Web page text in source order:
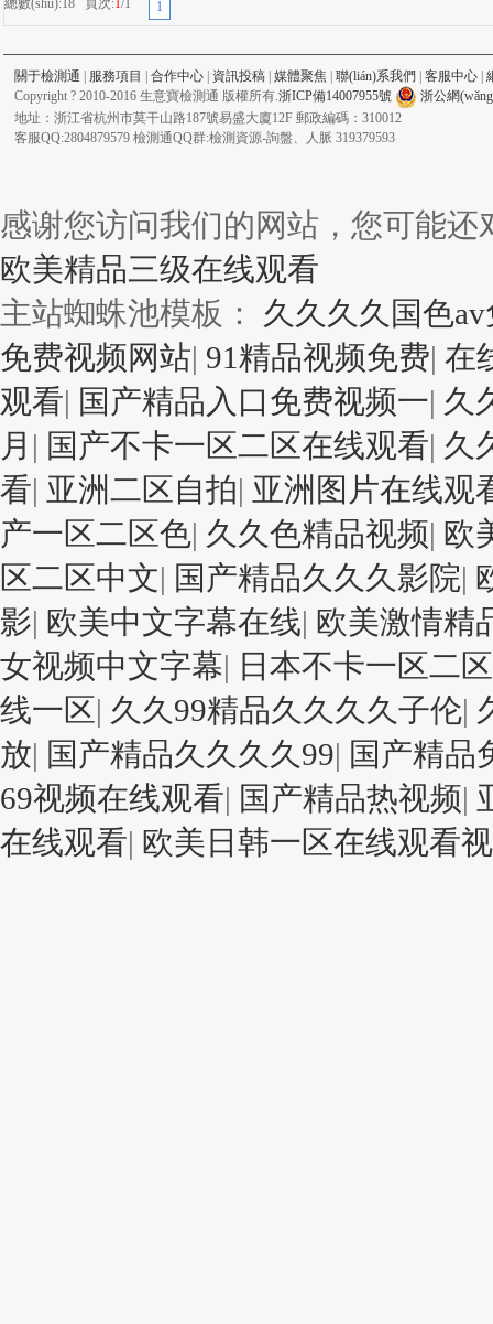
總數(shù):18 頁次:1/1 1
關于檢測通 服務項目 合作中心 資訊投稿 媒體聚焦 聯(lián)系我們 客服中心
Copyright ? 2010-2016 生意寶檢測通 版權所有.浙ICP備14007955號
浙公網
地址：浙江省杭州市莫干山路187號易盛大廈12F 郵政編碼：310012
客服QQ:2804879579 檢測通QQ群:檢測資源-詢盤、人脈 319379593
感谢您访问我们的网站，您可能还
欧美精品三级在线观看
主站蜘蛛池模板： 久久久久国色
免费视频网站| 91精品视频免费| 在
观看| 国产精品入口免费视频一| 久
月 | 国产不卡一区二区在线观看| 久
看| 亚洲二区自拍| 亚洲图片在线观
产一区二区色| 久久色精品视频| 欧
区二区中文| 国产精品久久久影院|
影| 欧美中文字幕在线| 欧美激情精
女视频中文字幕| 日本不卡一区二
线一区| 久久99精品久久久久子伦|
放| 国产精品久久久久99| 国产精品
69视频在线观看| 国产精品热视频|
在线观看| 欧美日韩一区在线观看